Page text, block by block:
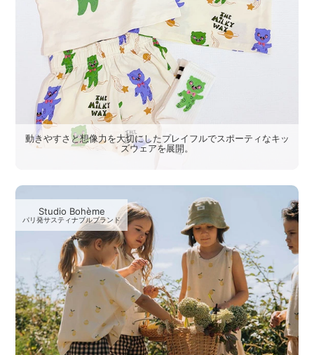
動きやすさと想像力を大切にしたプレイフルでスポーティなキッ
ズウェアを展開。
Studio Bohème
パリ発サスティナブルブランド